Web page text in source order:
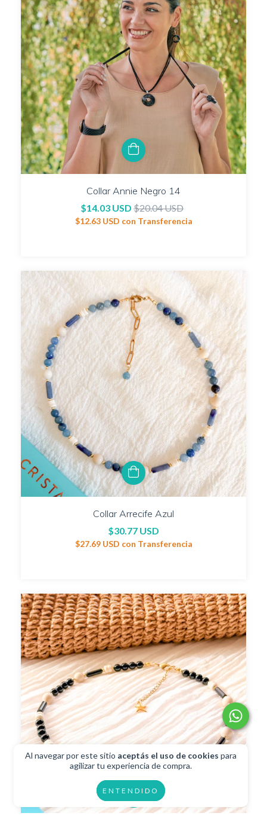
Al navegar por este sitio aceptás el uso de cookies para
agilizar tu experiencia de compra.
ENTENDIDO
Collar Annie Negro 14
$14.03 USD $20.04 USD
$12.63 USD con Transferencia
Collar Arrecife Azul
$30.77 USD
$27.69 USD con Transferencia